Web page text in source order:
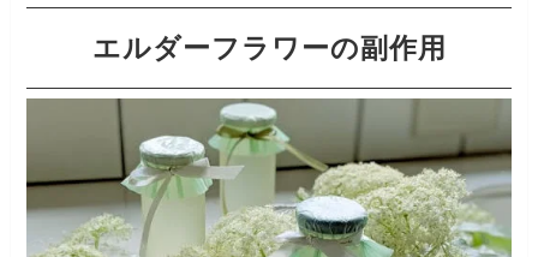
エルダーフラワーの副作用